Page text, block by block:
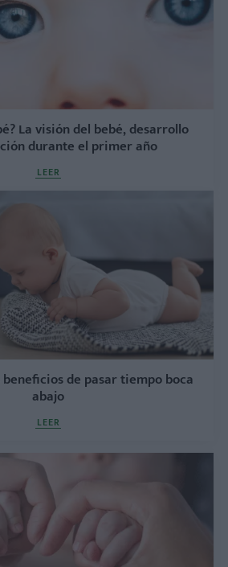
La visión del bebé, desarrollo
durante el primer año
LEER
de pasar tiempo boca
abajo
LEER